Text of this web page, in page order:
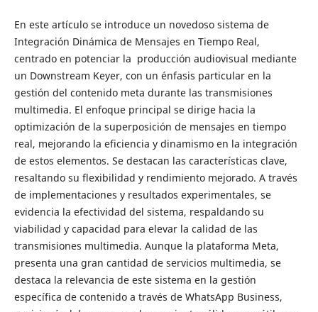
En este artículo se introduce un novedoso sistema de
Integración Dinámica de Mensajes en Tiempo Real,
centrado en potenciar la producción audiovisual mediante
un Downstream Keyer, con un énfasis particular en la
gestión del contenido meta durante las transmisiones
multimedia. El enfoque principal se dirige hacia la
optimización de la superposición de mensajes en tiempo
real, mejorando la eficiencia y dinamismo en la integración
de estos elementos. Se destacan las características clave,
resaltando su flexibilidad y rendimiento mejorado. A través
de implementaciones y resultados experimentales, se
evidencia la efectividad del sistema, respaldando su
viabilidad y capacidad para elevar la calidad de las
transmisiones multimedia. Aunque la plataforma Meta,
presenta una gran cantidad de servicios multimedia, se
destaca la relevancia de este sistema en la gestión
específica de contenido a través de WhatsApp Business,